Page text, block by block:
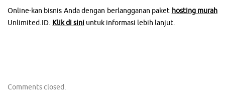
Online-kan bisnis Anda dengan berlangganan paket hosting murah
Unlimited.ID. Klik di sini untuk informasi lebih lanjut.
Comments closed.